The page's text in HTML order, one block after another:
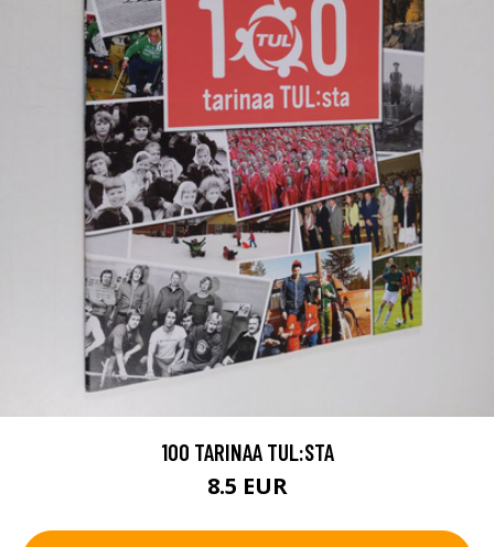
100 TARINAA TUL:STA
8.5 EUR